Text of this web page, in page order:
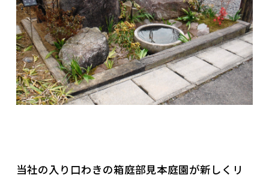
料金案内
会社概要
社員ブログ
採用情報
当社の入り口わきの箱庭部見本庭園が新しくリ